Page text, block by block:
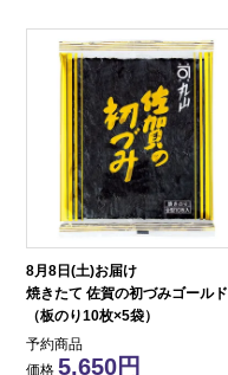
8月8日(土)お届け
焼きたて 佐賀の初づみゴールド
（板のり10枚×5袋）
予約商品
価格 5,650